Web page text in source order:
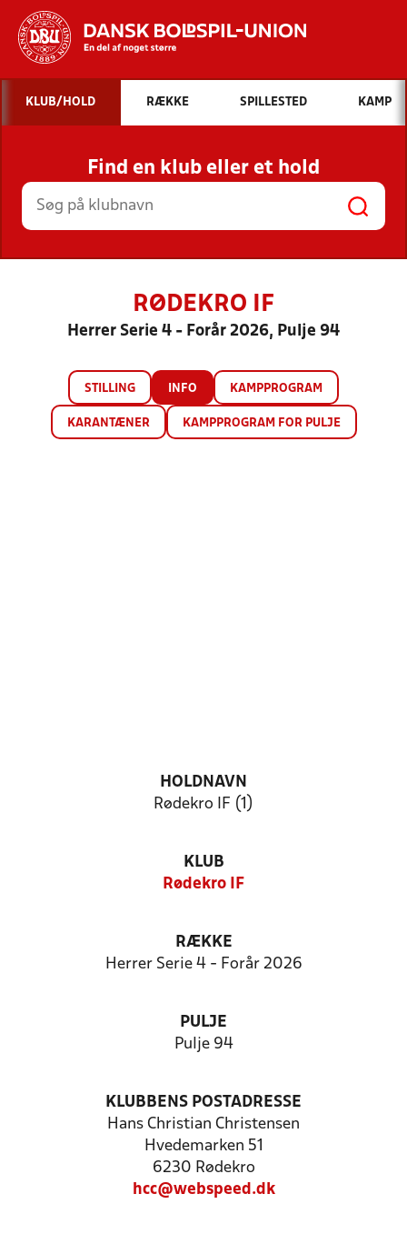
Hvad vil du søge efter?
INDHOLD OG NYHEDER
STILLINGER, RESULTATER, KLUBBER OG
HOLD
KLUB/HOLD RÆKKE SPILLESTED KAMP
Find en klub eller et hold
RØDEKRO IF
Herrer Serie 4 - Forår 2026, Pulje 94
STILLING INFO KAMPPROGRAM
KARANTÆNER KAMPPROGRAM FOR PULJE
HOLDNAVN
Rødekro IF (1)
KLUB
Rødekro IF
RÆKKE
Herrer Serie 4 - Forår 2026
PULJE
Pulje 94
KLUBBENS POSTADRESSE
Hans Christian Christensen
Hvedemarken 51
6230 Rødekro
hcc@webspeed.dk